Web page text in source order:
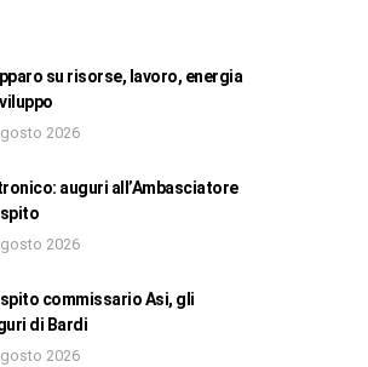
su risorse, lavoro, energia
2026
auguri all’Ambasciatore
2026
commissario Asi, gli
di Bardi
2026